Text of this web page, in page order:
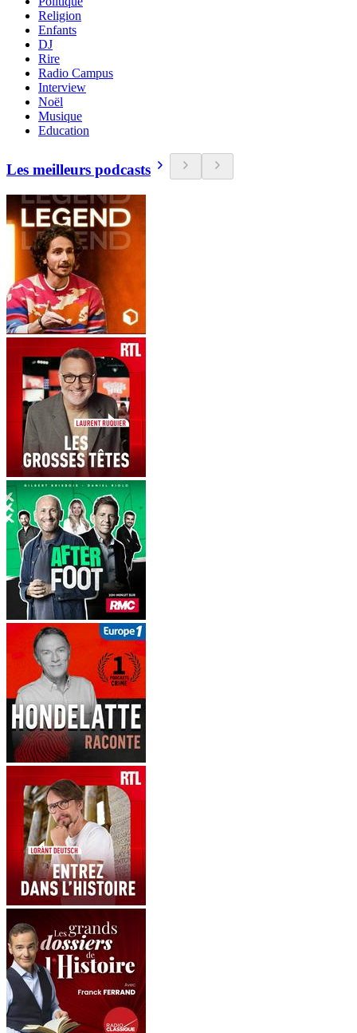
Religion
Enfants
DJ
Rire
Radio Campus
Interview
Noël
Musique
Education
Les meilleurs podcasts